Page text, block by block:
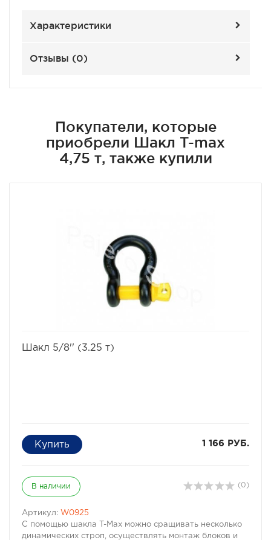
Характеристики
Отзывы (0)
Покупатели, которые
приобрели Шакл T-max
4,75 т, также купили
Шакл 5/8'' (3.25 т)
1 166 РУБ.
В наличии (0)
Артикул: W0925
С помощью шакла T-Max можно сращивать несколько
динамических строп, осуществлять монтаж блоков и